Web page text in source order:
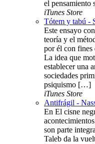
el
iTunes Store
Tótem y tabú -
Este ensayo
teoría y el
por él con fines
La idea que
establecer una
sociedades
psiquismo […]
iTunes Store
Antifrágil -
En El cisne
son parte
Taleb da la